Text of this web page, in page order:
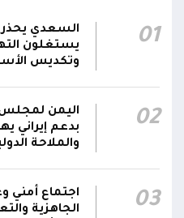
بمعنويات عالية
العدو وإفشال
محاولات عدائية
01
السعدي
يستغلون
وتكديس
02
اليمن لمجلس
بدعم إيراني
والملاحة
03
اجتماع أمني
الجاهزية